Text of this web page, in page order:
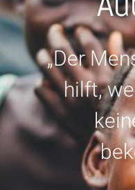
„Der
hilft,